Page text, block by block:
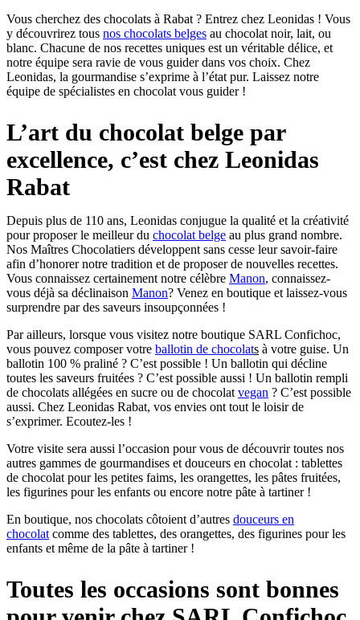
Vous cherchez des chocolats à Rabat ? Entrez chez Leonidas ! Vous
y découvrirez tous nos chocolats belges au chocolat noir, lait, ou
blanc. Chacune de nos recettes uniques est un véritable délice, et
notre équipe sera ravie de vous guider dans vos choix. Chez
Leonidas, la gourmandise s’exprime à l’état pur. Laissez notre
équipe de spécialistes en chocolat vous guider !
L’art du chocolat belge par
excellence, c’est chez Leonidas
Rabat
Depuis plus de 110 ans, Leonidas conjugue la qualité et la créativité
pour proposer le meilleur du chocolat belge au plus grand nombre.
Nos Maîtres Chocolatiers développent sans cesse leur savoir-faire
afin d’honorer notre tradition et de proposer de nouvelles recettes.
Vous connaissez certainement notre célèbre Manon, connaissez-
vous déjà sa déclinaison Manon? Venez en boutique et laissez-vous
surprendre par des saveurs insoupçonnées !
Par ailleurs, lorsque vous visitez notre boutique SARL Confichoc,
vous pouvez composer votre ballotin de chocolats à votre guise. Un
ballotin 100 % praliné ? C’est possible ! Un ballotin qui décline
toutes les saveurs fruitées ? C’est possible aussi ! Un ballotin rempli
de chocolats allégées en sucre ou de chocolat vegan ? C’est possible
aussi. Chez Leonidas Rabat, vos envies ont tout le loisir de
s’exprimer. Ecoutez-les !
Votre visite sera aussi l’occasion pour vous de découvrir toutes nos
autres gammes de gourmandises et douceurs en chocolat : tablettes
de chocolat pour les petites faims, les orangettes, les pâtes fruitées,
les figurines pour les enfants ou encore notre pâte à tartiner !
En boutique, nos chocolats côtoient d’autres douceurs en
chocolat comme des tablettes, des orangettes, des figurines pour les
enfants et même de la pâte à tartiner !
Toutes les occasions sont bonnes